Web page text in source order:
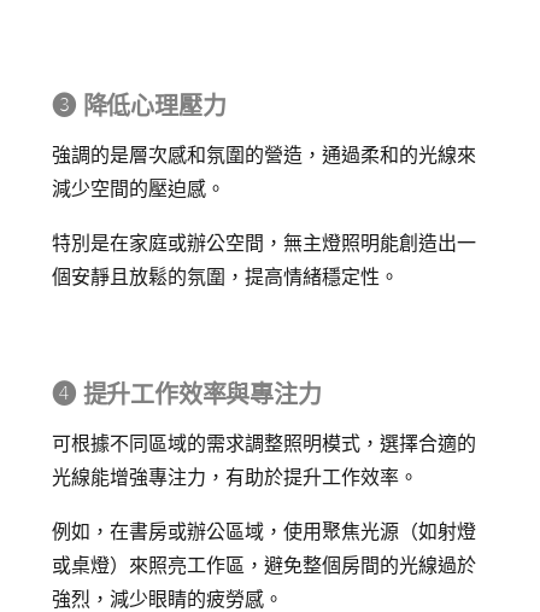
➌ 降低心理壓力
強調的是層次感和氛圍的營造，通過柔和的光線來
減少空間的壓迫感。
特別是在家庭或辦公空間，無主燈照明能創造出一
個安靜且放鬆的氛圍，提高情緒穩定性。
➍ 提升工作效率與專注力
可根據不同區域的需求調整照明模式，選擇合適的
光線能增強專注力，有助於提升工作效率。
例如，在書房或辦公區域，使用聚焦光源（如射燈
或桌燈）來照亮工作區，避免整個房間的光線過於
強烈，減少眼睛的疲勞感。